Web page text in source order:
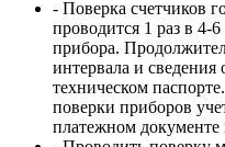
- Поверка счетчиков
проводится 1 раз в 4-
прибора.
интервала и сведения
техническом
поверки приборов
платежном документе